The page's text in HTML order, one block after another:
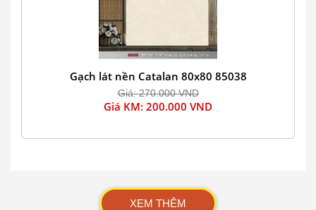
Gạch lát nền Catalan 80x80 85038
Giá: 270.000 VND
Giá KM: 200.000 VND
XEM THÊM